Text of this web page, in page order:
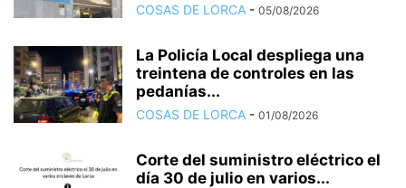
COSAS DE LORCA - 05/08/2026
La Policía Local despliega una
treintena de controles en las
pedanías...
COSAS DE LORCA - 01/08/2026
Corte del suministro eléctrico el
día 30 de julio en varios...